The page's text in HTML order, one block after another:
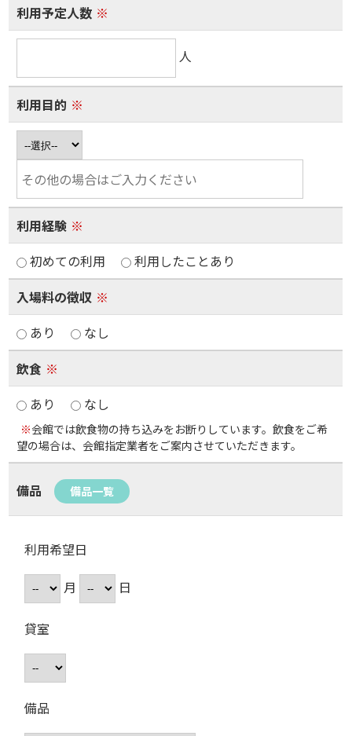
利用予定人数 ※
人
利用目的 ※
利用経験 ※
初めての利用
利用したことあり
入場料の徴収 ※
あり
なし
飲食 ※
あり
なし
※会館では飲食物の持ち込みをお断りしています。飲食をご希
望の場合は、会館指定業者をご案内させていただきます。
備品 備品一覧
利用希望日
月
日
貸室
備品